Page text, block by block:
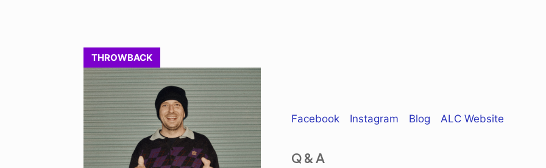
THROWBACK
Facebook Instagram Blog ALC Website
Q & A